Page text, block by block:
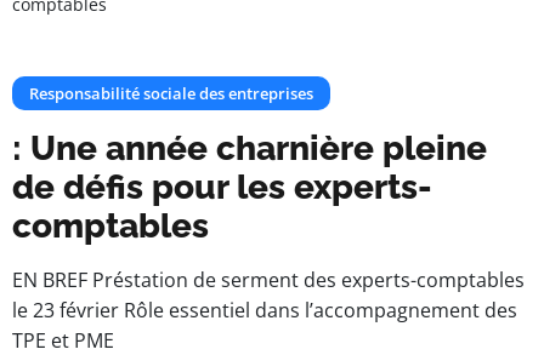
Responsabilité sociale des entreprises
: Une année charnière pleine
de défis pour les experts-
comptables
EN BREF Préstation de serment des experts-comptables
le 23 février Rôle essentiel dans l’accompagnement des
TPE et PME